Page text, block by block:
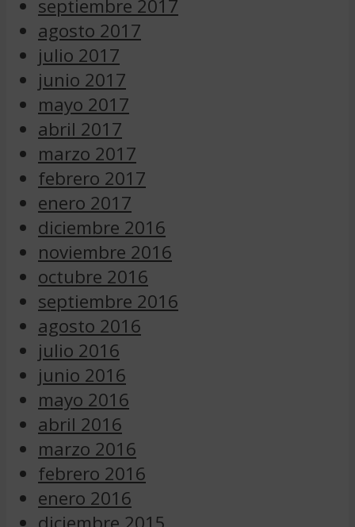
septiembre 2017
agosto 2017
julio 2017
junio 2017
mayo 2017
abril 2017
marzo 2017
febrero 2017
enero 2017
diciembre 2016
noviembre 2016
octubre 2016
septiembre 2016
agosto 2016
julio 2016
junio 2016
mayo 2016
abril 2016
marzo 2016
febrero 2016
enero 2016